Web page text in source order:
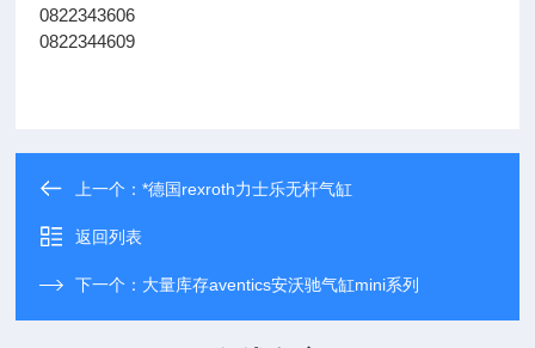
0822343606
0822344609
上一个：*德国rexroth力士乐无杆气缸
返回列表
下一个： 大量库存aventics安沃驰气缸mini系列